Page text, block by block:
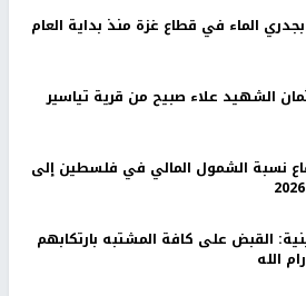
الشهيد علاء صبيح من قرية تياسير
نسبة الشمول المالي في فلسطين إلى
القبض على كافة المشتبه بارتكابهم
الله